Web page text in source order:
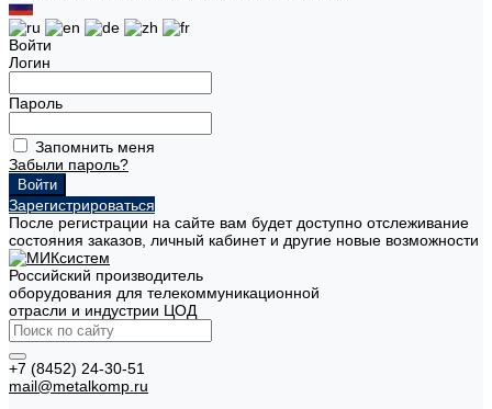
Войти
Логин
Пароль
Запомнить меня
Забыли пароль?
Зарегистрироваться
После регистрации на сайте вам будет доступно отслеживание
состояния заказов, личный кабинет и другие новые возможности
Российский производитель
оборудования для телекоммуникационной
отрасли и индустрии ЦОД
+7 (8452) 24-30-51
mail@metalkomp.ru